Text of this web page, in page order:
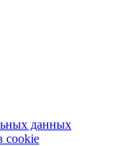
данных
сookie